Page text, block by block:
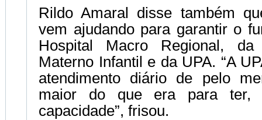
Rildo Amaral disse também
vem ajudando para garantir o
Hospital Macro Regional,
Materno Infantil e da UPA. “A
atendimento diário de pelo
maior do que era para ter,
capacidade”, frisou.